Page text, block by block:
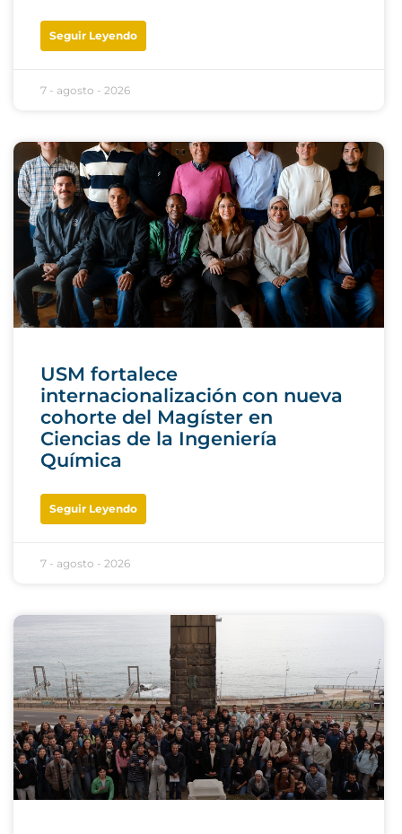
Seguir Leyendo
7 - agosto - 2026
USM fortalece
internacionalización con nueva
cohorte del Magíster en
Ciencias de la Ingeniería
Química
Seguir Leyendo
7 - agosto - 2026